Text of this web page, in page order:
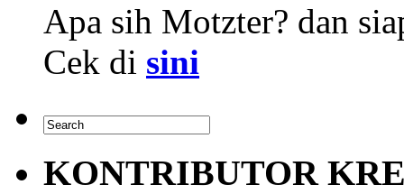
Apa sih Motzter? dan
Cek di sini
KONTRIBUTOR